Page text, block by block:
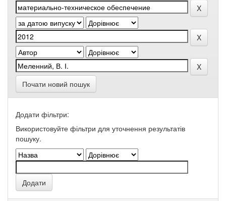
Почати новий пошук
Додати фільтри:
Використовуйте фільтри для уточнення результатів
пошуку.